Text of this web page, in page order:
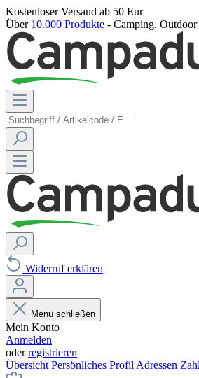
Kostenloser Versand ab 50 Eur
Über 10.000 Produkte - Camping, Outdoor
Widerruf erklären
Menü schließen
Mein Konto
Anmelden
oderregistrieren
Übersicht Persönliches Profil Adressen